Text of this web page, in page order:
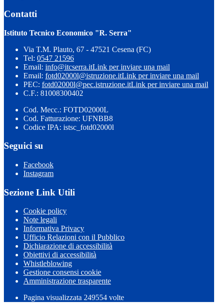
Contatti
Istituto Tecnico Economico "R. Serra"
Via T.M. Plauto, 67 - 47521 Cesena (FC)
Tel: 0547 21596
Email: info@itcserra.itLink per inviare una mail
Email: fotd02000l@istruzione.itLink per inviare una mail
PEC: fotd02000l@pec.istruzione.itLink per inviare una mail
C.F.: 81008300402
Cod. Mecc.: FOTD02000L
Cod. Fatturazione: UFNBB8
Codice IPA: istsc_fotd02000l
Seguici su
Facebook
Instagram
Sezione Link Utili
Cookie policy
Note legali
Informativa Privacy
Ufficio Relazioni con il Pubblico
Dichiarazione di accessibilità
Obiettivi di accessibilità
Whistleblowing
Gestione consensi cookie
Amministrazione trasparente
Pagina visualizzata 249554 volte